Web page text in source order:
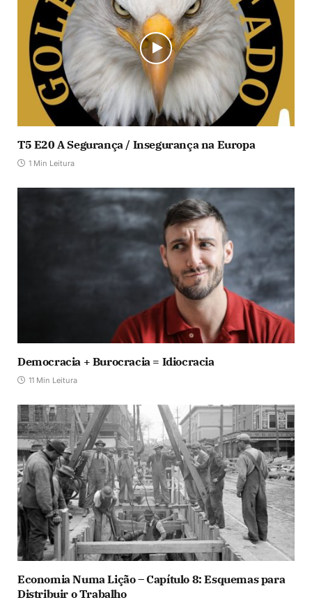
T5 E20 A Segurança / Insegurança na Europa
1 Min Leitura
Democracia + Burocracia = Idiocracia
11 Min Leitura
Economia Numa Lição – Capítulo 8: Esquemas para
Distribuir o Trabalho